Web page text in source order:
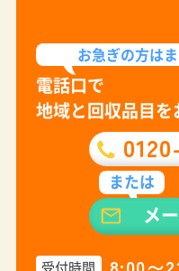
お急ぎの方は
電話口で
地域と回収品目
または
メ